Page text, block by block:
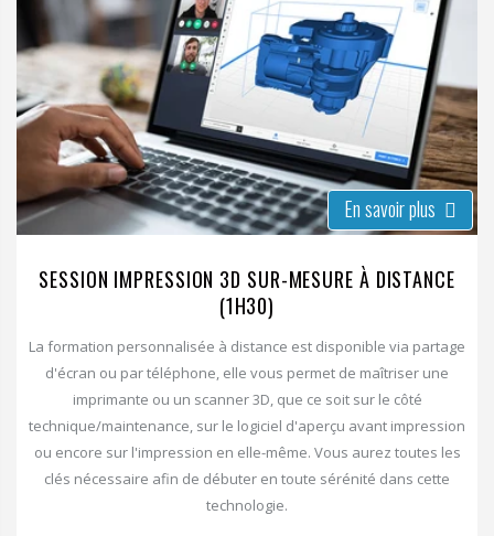
En savoir plus
SESSION IMPRESSION 3D SUR-MESURE À DISTANCE
(1H30)
La formation personnalisée à distance est disponible via partage
d'écran ou par téléphone, elle vous permet de maîtriser une
imprimante ou un scanner 3D, que ce soit sur le côté
technique/maintenance, sur le logiciel d'aperçu avant impression
ou encore sur l'impression en elle-même. Vous aurez toutes les
clés nécessaire afin de débuter en toute sérénité dans cette
technologie.